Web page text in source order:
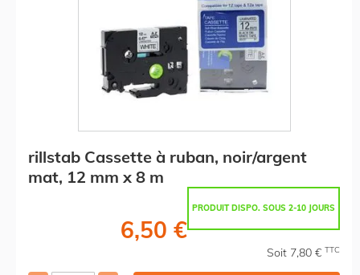
rillstab Cassette à ruban, noir/argent
mat, 12 mm x 8 m
PRODUIT DISPO. SOUS 2-10 JOURS
6,50 €
Soit 7,80 € TTC